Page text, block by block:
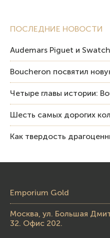
ПОСЛЕДНИЕ НОВОСТИ
Emporium Gold
Москва, ул. Большая
32. Офис 202.